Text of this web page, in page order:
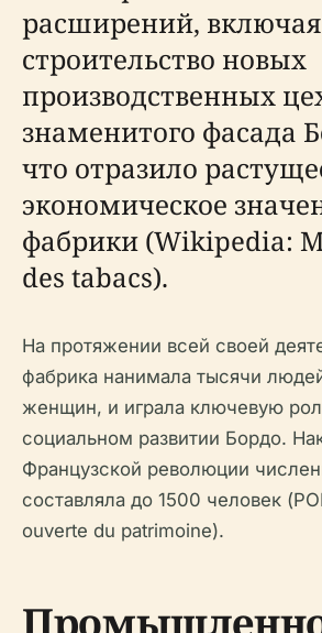
расширений, включая
строительство новых
производственных
знаменитого фасада
что отразило
экономическое
фабрики (Wikipedia:
des tabacs).
На протяжении всей своей
фабрика нанимала тысячи
женщин, и играла ключевую
социальном развитии Бордо.
Французской революции
составляла до 1500 человек
ouverte du patrimoine).